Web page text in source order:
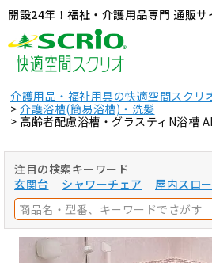
開設24年！福祉・介護用品専門 通販サ
介護用品・福祉用具の快適空間スクリ
介護浴槽(簡易浴槽)・洗髪
高齢者配慮浴槽・グラスティN浴槽
注目の検索キーワード
玄関台
シャワーチェア 屋内スロ